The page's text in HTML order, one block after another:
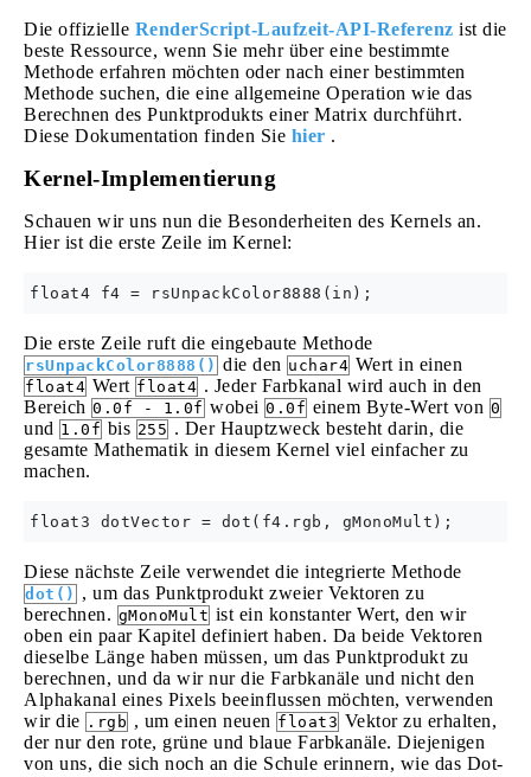
Die offizielle RenderScript-Laufzeit-API-Referenz ist die
beste Ressource, wenn Sie mehr über eine bestimmte
Methode erfahren möchten oder nach einer bestimmten
Methode suchen, die eine allgemeine Operation wie das
Berechnen des Punktprodukts einer Matrix durchführt.
Diese Dokumentation finden Sie hier .
Kernel-Implementierung
Schauen wir uns nun die Besonderheiten des Kernels an.
Hier ist die erste Zeile im Kernel:
Die erste Zeile ruft die eingebaute Methode
rsUnpackColor8888() die den uchar4 Wert in einen
float4 Wert float4 . Jeder Farbkanal wird auch in den
Bereich 0.0f - 1.0f wobei 0.0f einem Byte-Wert von 0
und 1.0f bis 255 . Der Hauptzweck besteht darin, die
gesamte Mathematik in diesem Kernel viel einfacher zu
machen.
Diese nächste Zeile verwendet die integrierte Methode
dot() , um das Punktprodukt zweier Vektoren zu
berechnen. gMonoMult ist ein konstanter Wert, den wir
oben ein paar Kapitel definiert haben. Da beide Vektoren
dieselbe Länge haben müssen, um das Punktprodukt zu
berechnen, und da wir nur die Farbkanäle und nicht den
Alphakanal eines Pixels beeinflussen möchten, verwenden
wir die .rgb , um einen neuen float3 Vektor zu erhalten,
der nur den rote, grüne und blaue Farbkanäle. Diejenigen
von uns, die sich noch an die Schule erinnern, wie das Dot-